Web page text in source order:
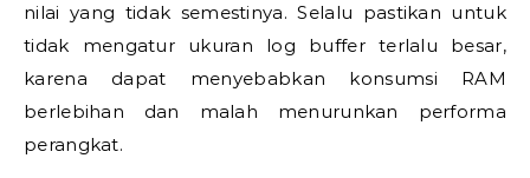
nilai yang tidak semestinya. Selalu pastikan untuk
tidak mengatur ukuran log buffer terlalu besar,
karena dapat menyebabkan konsumsi RAM
berlebihan dan malah menurunkan performa
perangkat.